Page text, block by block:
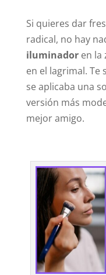
Si quieres dar
radical, no hay
iluminadoren la
en el lagrimal. Te
se aplicaba una
versión más
mejor amigo.